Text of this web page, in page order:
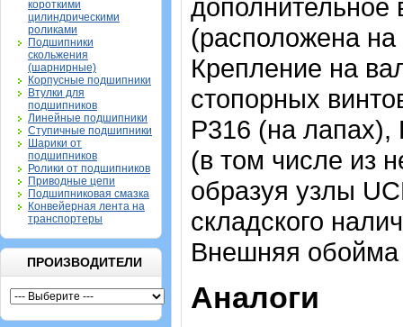
короткими
цилиндрическими
роликами
Подшипники
скольжения
(шарнирные)
Корпусные подшипники
Втулки для
подшипников
Линейные подшипники
Ступичные подшипники
Шарики от
подшипников
Ролики от подшипников
Приводные цепи
Подшипниковая смазка
Конвейерная лента на
транспортеры
ПРОИЗВОДИТЕЛИ
дополнительное
(расположена на
Крепление на
стопорных
P316 (на
(в том числе из
образуя узлы
складского
Внешняя обойма
Аналоги